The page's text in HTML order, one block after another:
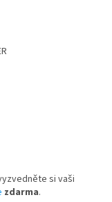
si vaši
zdarma.